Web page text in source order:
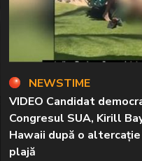
NEWSTIME
VIDEO Candidat
Congresul SUA, Kirill
Hawaii după o
plajă